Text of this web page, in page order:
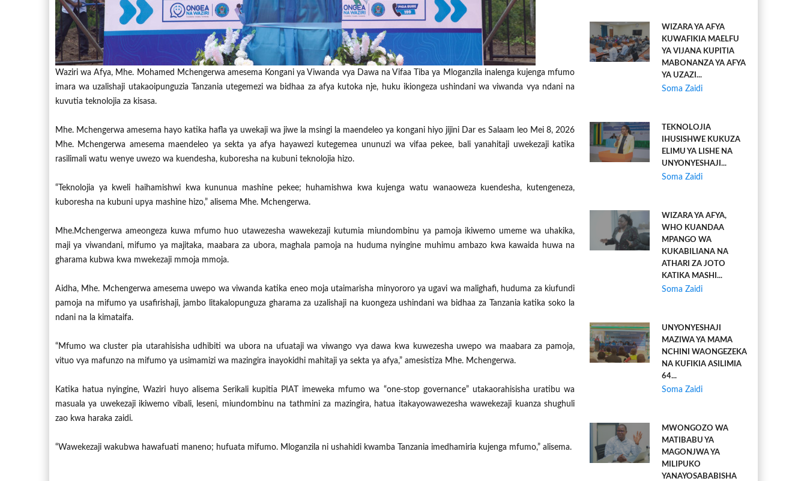
Waziri wa Afya, Mhe. Mohamed Mchengerwa amesema Kongani ya Viwanda vya Dawa na Vifaa Tiba ya Mloganzila inalenga kujenga mfumo
imara wa uzalishaji utakaoipunguzia Tanzania utegemezi wa bidhaa za afya kutoka nje, huku ikiongeza ushindani wa viwanda vya ndani na
kuvutia teknolojia za kisasa.
Mhe. Mchengerwa amesema hayo katika hafla ya uwekaji wa jiwe la msingi la maendeleo ya kongani hiyo jijini Dar es Salaam leo Mei 8, 2026
Mhe. Mchengerwa amesema maendeleo ya sekta ya afya hayawezi kutegemea ununuzi wa vifaa pekee, bali yanahitaji uwekezaji katika
rasilimali watu wenye uwezo wa kuendesha, kuboresha na kubuni teknolojia hizo.
“Teknolojia ya kweli haihamishwi kwa kununua mashine pekee; huhamishwa kwa kujenga watu wanaoweza kuendesha, kutengeneza,
kuboresha na kubuni upya mashine hizo,” alisema Mhe. Mchengerwa.
Mhe.Mchengerwa ameongeza kuwa mfumo huo utawezesha wawekezaji kutumia miundombinu ya pamoja ikiwemo umeme wa uhakika,
maji ya viwandani, mifumo ya majitaka, maabara za ubora, maghala pamoja na huduma nyingine muhimu ambazo kwa kawaida huwa na
gharama kubwa kwa mwekezaji mmoja mmoja.
Aidha, Mhe. Mchengerwa amesema uwepo wa viwanda katika eneo moja utaimarisha minyororo ya ugavi wa malighafi, huduma za kiufundi
pamoja na mifumo ya usafirishaji, jambo litakalopunguza gharama za uzalishaji na kuongeza ushindani wa bidhaa za Tanzania katika soko la
ndani na la kimataifa.
“Mfumo wa cluster pia utarahisisha udhibiti wa ubora na ufuataji wa viwango vya dawa kwa kuwezesha uwepo wa maabara za pamoja,
vituo vya mafunzo na mifumo ya usimamizi wa mazingira inayokidhi mahitaji ya sekta ya afya,” amesistiza Mhe. Mchengerwa.
Katika hatua nyingine, Waziri huyo alisema Serikali kupitia PIAT imeweka mfumo wa “one-stop governance” utakaorahisisha uratibu wa
masuala ya uwekezaji ikiwemo vibali, leseni, miundombinu na tathmini za mazingira, hatua itakayowawezesha wawekezaji kuanza shughuli
zao kwa haraka zaidi.
“Wawekezaji wakubwa hawafuati maneno; hufuata mifumo. Mloganzila ni ushahidi kwamba Tanzania imedhamiria kujenga mfumo,” alisema.
WIZARA YA AFYA
KUWAFIKIA MAELFU
YA VIJANA KUPITIA
MABONANZA YA AFYA
YA UZAZI...
Soma Zaidi
TEKNOLOJIA
IHUSISHWE KUKUZA
ELIMU YA LISHE NA
UNYONYESHAJI...
Soma Zaidi
WIZARA YA AFYA,
WHO KUANDAA
MPANGO WA
KUKABILIANA NA
ATHARI ZA JOTO
KATIKA MASHI...
Soma Zaidi
UNYONYESHAJI
MAZIWA YA MAMA
NCHINI WAONGEZEKA
NA KUFIKIA ASILIMIA
64...
Soma Zaidi
MWONGOZO WA
MATIBABU YA
MAGONJWA YA
MILIPUKO
YANAYOSABABISHA